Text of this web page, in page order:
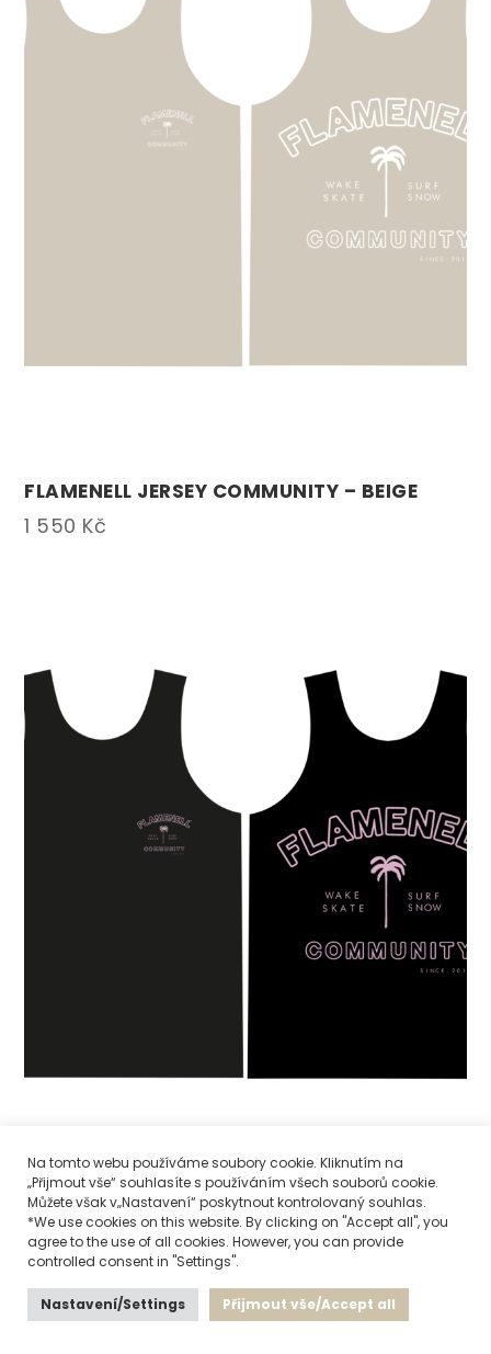
FLAMENELL JERSEY COMMUNITY – BEIGE
1 550 Kč
FLAMENELL JERSEY COMMUNITY – BLACK
1 550Kč
Na tomto webu používáme soubory cookie. Kliknutím na
„Přijmout vše“ souhlasíte s používáním všech souborů cookie.
Můžete však v„Nastavení“ poskytnout kontrolovaný souhlas.
*We use cookies on this website. By clicking on "Accept all", you
agree to the use of all cookies. However, you can provide
controlled consent in "Settings".
Nastavení/Settings Přijmout vše/Accept all